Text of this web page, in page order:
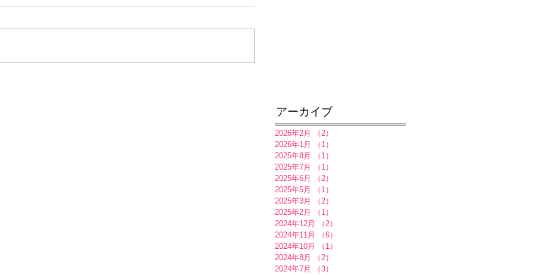
アーカイブ
2026年2月 （2）
2026年1月
（1）
2025年8月
（1）
2025年7月
（1）
2025年6月
（2）
2025年5月
（1）
2025年3月
（2）
2025年2月
（1）
2024年12月
（2）
2024年11月
（6）
2024年10月
（1）
2024年8月
（2）
2024年7月
（3）